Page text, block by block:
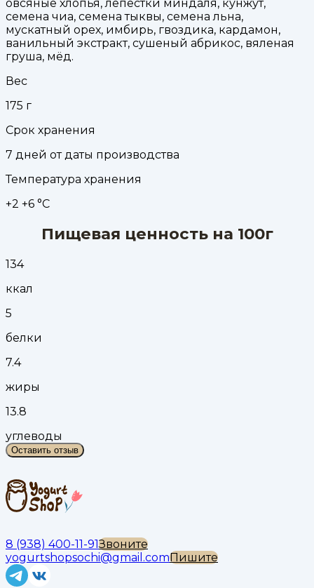
овсяные хлопья, лепестки миндаля, кунжут,
семена чиа, семена тыквы, семена льна,
мускатный орех, имбирь, гвоздика, кардамон,
ванильный экстракт, сушеный абрикос, вяленая
груша, мёд.
Вес
175 г
Срок хранения
7 дней от даты производства
Температура хранения
+2 +6 °С
Пищевая ценность на 100г
134
ккал
5
белки
7.4
жиры
13.8
углеводы
Оставить отзыв
8 (938) 400-11-91Звоните
yogurtshopsochi@gmail.comПишите